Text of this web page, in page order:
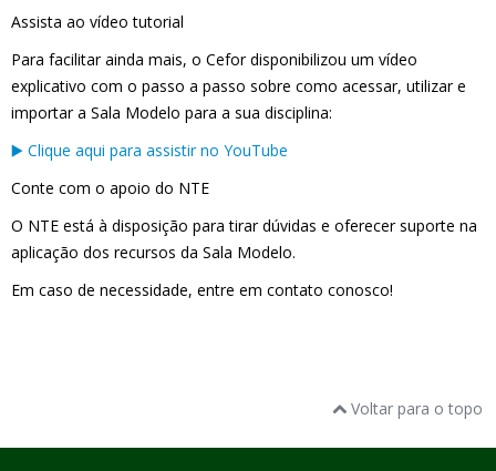
Assista ao vídeo tutorial
Para facilitar ainda mais, o Cefor disponibilizou um vídeo
explicativo com o passo a passo sobre como acessar, utilizar e
importara Sala Modelo para a sua disciplina:
▶️ Clique aqui para assistir no YouTube
Conte com o apoio do NTE
O NTE está à disposição para tirar dúvidas e oferecer suporte na
aplicação dos recursos da Sala Modelo.
Em caso de necessidade, entre em contato conosco!
Voltar para o topo